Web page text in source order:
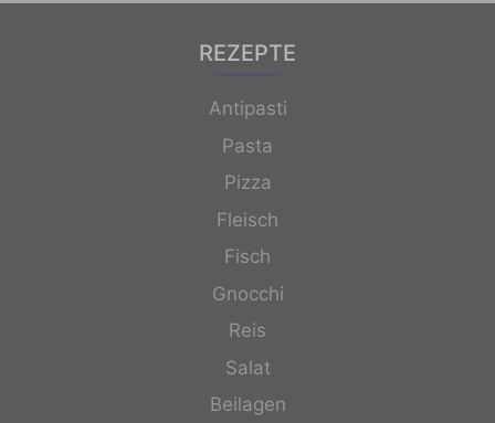
REZEPTE
Antipasti
Pasta
Pizza
Fleisch
Fisch
Gnocchi
Reis
Salat
Beilagen